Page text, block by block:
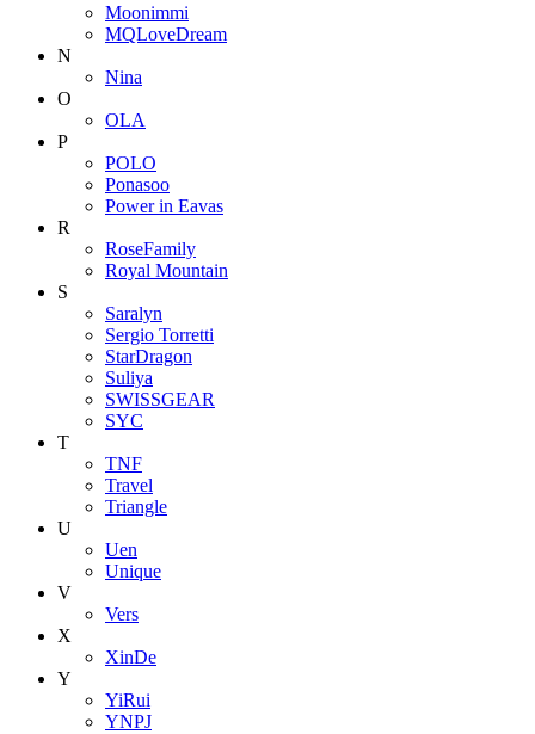
Moonimmi
MQLoveDream
N
Nina
O
OLA
P
POLO
Ponasoo
Power in Eavas
R
RoseFamily
Royal Mountain
S
Saralyn
Sergio Torretti
StarDragon
Suliya
SWISSGEAR
SYC
T
TNF
Travel
Triangle
U
Uen
Unique
V
Vers
X
XinDe
Y
YiRui
YNPJ